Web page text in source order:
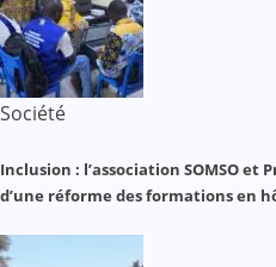
Société
Inclusion : l’association SOMSO
d’une réforme des formations en